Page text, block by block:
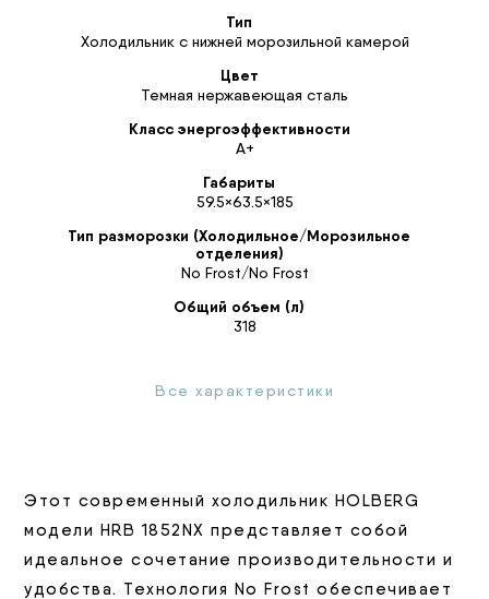
Тип
Холодильник с нижней морозильной камерой
Цвет
Темная нержавеющая сталь
Класс энергоэффективности
А+
Габариты
59.5×63.5×185
Тип разморозки (Холодильное/Морозильное
отделения)
No Frost/No Frost
Общий объем (л)
318
Все характеристики
Этот современный холодильник HOLBERG
модели HRB 1852NX представляет собой
идеальное сочетание производительности и
удобства. Технология No Frost обеспечивает